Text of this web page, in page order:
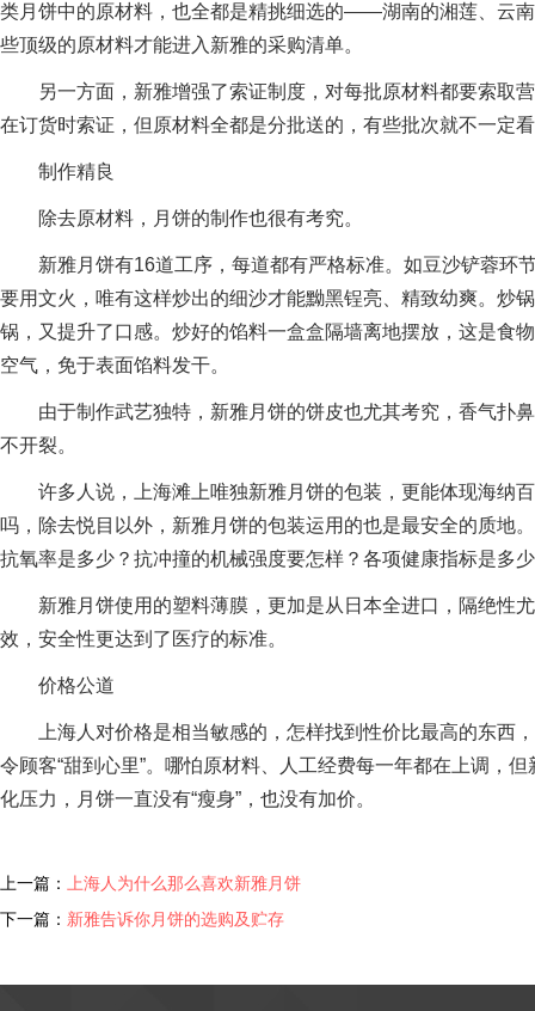
类月饼中的原材料，也全都是精挑细选的——湖南的湘莲、云
些顶级的原材料才能进入新雅的采购清单。
另一方面，新雅增强了索证制度，对每批原材料都要索取
在订货时索证，但原材料全都是分批送的，有些批次就不一定
制作精良
除去原材料，月饼的制作也很有考究。
新雅月饼有16道工序，每道都有严格标准。如豆沙铲蓉环
要用文火，唯有这样炒出的细沙才能黝黑锃亮、精致幼爽。炒
锅，又提升了口感。炒好的馅料一盒盒隔墙离地摆放，这是食
空气，免于表面馅料发干。
由于制作武艺独特，新雅月饼的饼皮也尤其考究，香气扑
不开裂。
许多人说，上海滩上唯独新雅月饼的包装，更能体现海纳
吗，除去悦目以外，新雅月饼的包装运用的也是最安全的质地
抗氧率是多少？抗冲撞的机械强度要怎样？各项健康指标是多
新雅月饼使用的塑料薄膜，更加是从日本全进口，隔绝性
效，安全性更达到了医疗的标准。
价格公道
上海人对价格是相当敏感的，怎样找到性价比最高的东
令顾客“甜到心里”。哪怕原材料、人工经费每一年都在上调，
化压力，月饼一直没有“瘦身”，也没有加价。
上一篇：
上海人为什么那么喜欢新雅月饼
下一篇： 新雅告诉你月饼的选购及贮存